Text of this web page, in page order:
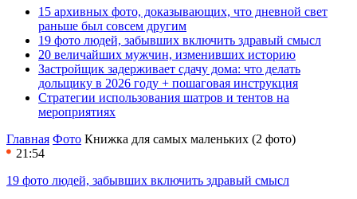
15 архивных фото, доказывающих, что дневной свет
раньше был совсем другим
19 фото людей, забывших включить здравый смысл
20 величайших мужчин, изменивших историю
Застройщик задерживает сдачу дома: что делать
дольщику в 2026 году + пошаговая инструкция
Стратегии использования шатров и тентов на
мероприятиях
Главная Фото Книжка для самых маленьких (2 фото)
21:54
19 фото людей, забывших включить здравый смысл